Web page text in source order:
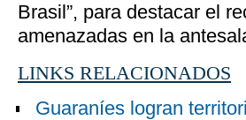
Brasil”, para destacar el
amenazadas en la
LINKS RELACIONADOS
Guaraníes logran